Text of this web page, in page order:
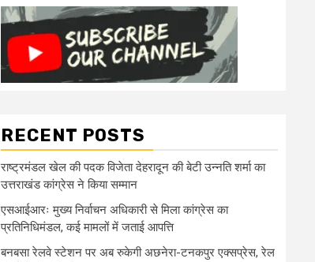
RECENT POSTS
राष्ट्रमंडल खेल की पदक विजेता देहरादून की बेटी उन्नति शर्मा का
उत्तराखंड कांग्रेस ने किया सम्मान
एसआईआरः मुख्य निर्वाचन अधिकारी से मिला कांग्रेस का
प्रतिनिधिमंडल, कई मामलों में जताई आपत्ति
बनबसा रेलवे स्टेशन पर अब रुकेगी अछनेरा-टनकपुर एक्सप्रेस, रेल